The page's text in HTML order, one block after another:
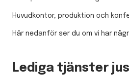
Huvudkontor, produktion och
Här nedanför ser du om vi har
Lediga tjänster